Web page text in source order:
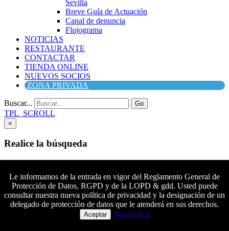
Sevilla
Breve Guía de Actuación
Canal de denuncia
Flujograma
NOTICIAS
RESTAURANTE
CONTACTAR
TIENDA ONLINE
NUEVOS SOCIOS
ZONA PRIVADA
Buscar... Go
TPL_SCROLL
×
Realice la búsqueda
Buscar
Síguenos en Facebook
Síguenos en Twitter
Síguenos en YouTube
Síguenos en instagram
Colaboradores principales
Le informamos de la entrada en vigor del Reglamento General de
Protección de Datos, RGPD y de la LOPD & gdd. Usted puede
consultar nuestra nueva política de privacidad y la designación de un
delegado de protección de datos que le atenderá en sus derechos.
Aceptar Ver política